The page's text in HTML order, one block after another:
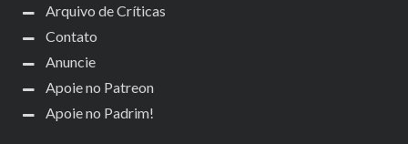
Arquivo de Críticas
Contato
Anuncie
Apoie no Patreon
Apoie no Padrim!